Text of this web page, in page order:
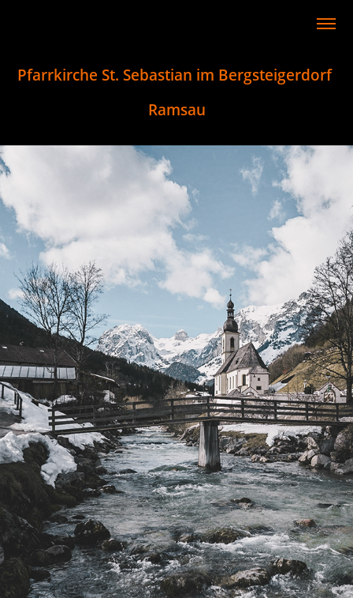
Pfarrkirche St. Sebastian im Bergsteigerdorf
Ramsau